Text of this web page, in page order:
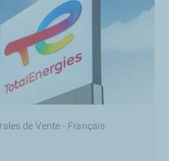
de Vente - Français